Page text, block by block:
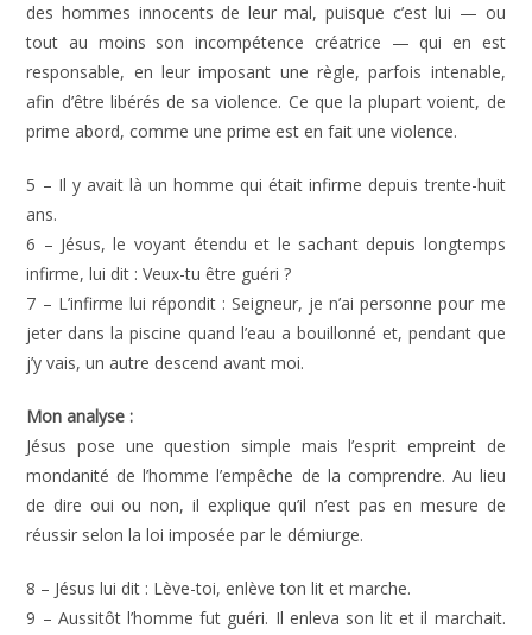
des hommes innocents de leur mal, puisque c’est lui — ou
tout au moins son incompétence créatrice — qui en est
responsable, en leur imposant une règle, parfois intenable,
afin d’être libérés de sa violence. Ce que la plupart voient, de
prime abord, comme une prime est en fait une violence.
5 – Il y avait là un homme qui était infirme depuis trente-huit
ans.
6 – Jésus, le voyant étendu et le sachant depuis longtemps
infirme, lui dit : Veux-tu être guéri ?
7 – L’infirme lui répondit : Seigneur, je n’ai personne pour me
jeter dans la piscine quand l’eau a bouillonné et, pendant que
j’y vais, un autre descend avant moi.
Mon analyse :
Jésus pose une question simple mais l’esprit empreint de
mondanité de l’homme l’empêche de la comprendre. Au lieu
de dire oui ou non, il explique qu’il n’est pas en mesure de
réussir selon la loi imposée par le démiurge.
8 – Jésus lui dit : Lève-toi, enlève ton lit et marche.
9 – Aussitôt l’homme fut guéri. Il enleva son lit et il marchait.